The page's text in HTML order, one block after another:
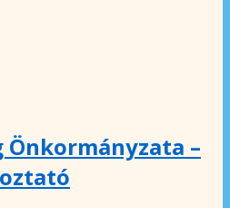
Önkormányzata –